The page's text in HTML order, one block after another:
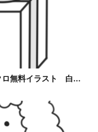
ロ無料イラスト 白...